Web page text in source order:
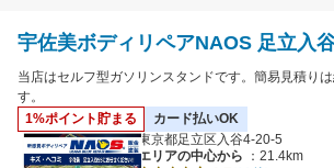
宇佐美ボディリペアNAOS 足立入
当店はセルフ型ガソリンスタンドです。簡易見積り
す。
1%ポイント貯まる
カード払いOK
東京都足立区入谷4-20-5
エリアの中心から
：21.4km